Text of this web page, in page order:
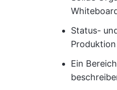
Status-
Ein